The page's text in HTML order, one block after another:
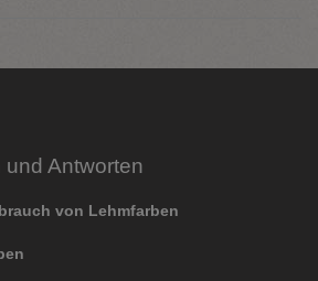
Antworten
von Lehmfarben